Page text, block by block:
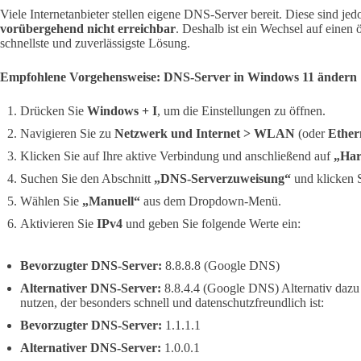
Viele Internetanbieter stellen eigene DNS-Server bereit. Diese sind
vorübergehend nicht erreichbar. Deshalb ist ein Wechsel auf
schnellste und zuverlässigste Lösung.
Empfohlene Vorgehensweise: DNS-Server in Windows 11 ändern
Drücken Sie Windows + I, um die Einstellungen zu öffnen.
Navigieren Sie zu Netzwerk und Internet > WLAN (oder
Klicken Sie auf Ihre aktive Verbindung und anschließend auf
Suchen Sie den Abschnitt „DNS-Serverzuweisung“ und klicken
Wählen Sie „Manuell“ aus dem Dropdown-Menü.
Aktivieren Sie IPv4 und geben Sie folgende Werte ein:
Bevorzugter DNS-Server: 8.8.8.8 (Google DNS)
Alternativer DNS-Server: 8.8.4.4 (Google DNS) Alternativ
nutzen, der besonders schnell und datenschutzfreundlich ist:
Bevorzugter DNS-Server: 1.1.1.1
Alternativer DNS-Server: 1.0.0.1